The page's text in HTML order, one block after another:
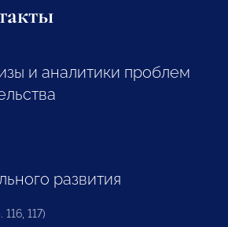
и аналитики проблем
развития
117)